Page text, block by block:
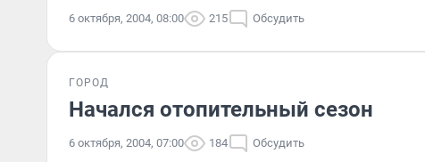
6 октября, 2004, 08:00 215 Обсудить
ГОРОД
Начался отопительный сезон
6 октября, 2004, 07:00 184 Обсудить